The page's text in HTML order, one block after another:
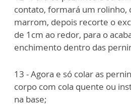
contato, formará um rolinho,
marrom, depois recorte o
de 1cm ao redor, para o
enchimento dentro das
13 - Agora e só colar as
corpo com cola quente ou
na base;